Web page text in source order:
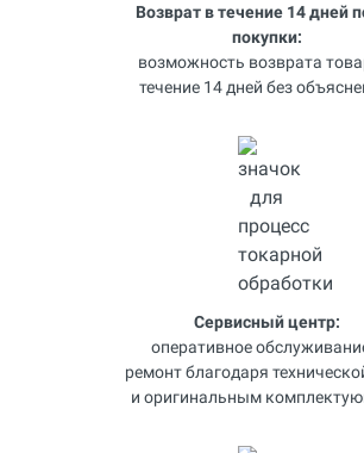
Возврат в течение 14 дней
покупки:
возможность возврата
течение 14 дней без
Сервисный центр:
оперативное
ремонт благодаря
и оригинальным